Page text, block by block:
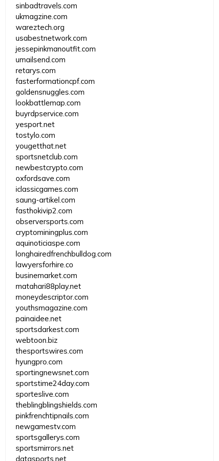
sinbadtravels.com
ukmagzine.com
wareztech.org
usabestnetwork.com
jessepinkmanoutfit.com
umailsend.com
retarys.com
fasterformationcpf.com
goldensnuggles.com
lookbattlemap.com
buyrdpservice.com
yesport.net
tostylo.com
yougetthat.net
sportsnetclub.com
newbestcrypto.com
oxfordsave.com
iclassicgames.com
saung-artikel.com
fasthokivip2.com
observersports.com
cryptominingplus.com
aquinoticiaspe.com
longhairedfrenchbulldog.com
lawyersforhire.co
businemarket.com
matahari88play.net
moneydescriptor.com
youthsmagazine.com
painaidee.net
sportsdarkest.com
webtoon.biz
thesportswires.com
hyungpro.com
sportingnewsnet.com
sportstime24day.com
sporteslive.com
theblingblingshields.com
pinkfrenchtipnails.com
newgamestv.com
sportsgallerys.com
sportsmirrors.net
datasports.net